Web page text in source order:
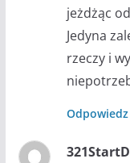
jeżdżąc
Jedyna
rzeczy i
Odpowiedz